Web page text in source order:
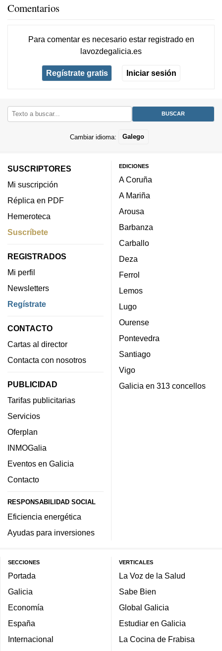
Comentarios
Para comentar es necesario estar registradoen
lavozdegalicia.es
Regístrate gratis Iniciar sesión
Cambiar idioma: Galego
SUSCRIPTORES
Mi suscripción
Réplica en PDF
Hemeroteca
Suscríbete
REGISTRADOS
Mi perfil
Newsletters
Regístrate
CONTACTO
Cartas al director
Contacta con nosotros
PUBLICIDAD
Tarifas publicitarias
Servicios
Oferplan
INMOGalia
Eventos en Galicia
Contacto
RESPONSABILIDAD SOCIAL
Eficiencia energética
Ayudas para inversiones
EDICIONES
A Coruña
A Mariña
Arousa
Barbanza
Carballo
Deza
Ferrol
Lemos
Lugo
Ourense
Pontevedra
Santiago
Vigo
Galicia en 313 concellos
SECCIONES
Portada
Galicia
Economía
España
Internacional
VERTICALES
La Voz de la Salud
Sabe Bien
Global Galicia
Estudiar en Galicia
La Cocina de Frabisa